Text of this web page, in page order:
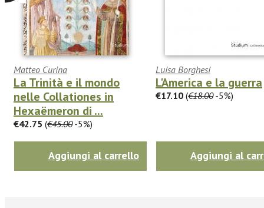
Matteo Curina
La Trinità e il mondo
nelle Collationes in
Hexaëmeron di ...
€42.75 (€45.00-5%)
Aggiungi al carrello
Luisa Borghesi
L'America e la guerra
€17.10 (€18.00-5%)
Aggiungi al